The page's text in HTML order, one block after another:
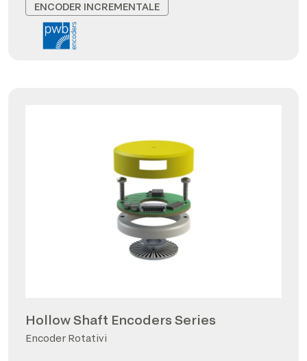
ENCODER INCREMENTALE
Hollow Shaft Encoders Series
Encoder Rotativi